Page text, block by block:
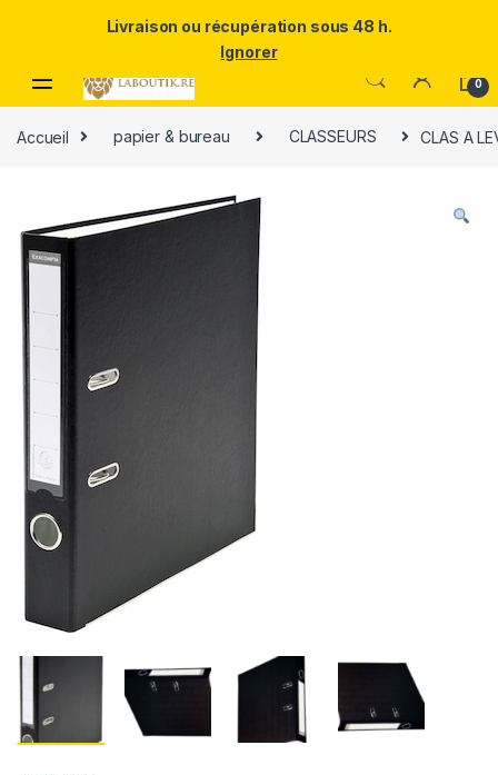
puissance et l'élégance du Samsung Galaxy S25 Ultra à prix réduit.
0
Accueil papier & bureau CLASSEURS CLAS A
Livraison ou récupération sous 48 h.
Ignorer